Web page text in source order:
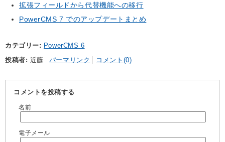
拡張フィールドから代替機能への移行
PowerCMS 7 でのアップデートまとめ
カテゴリー
PowerCMS 6
投稿者
近藤 パーマリンク コメント(0)
コメントを投稿する
名前
電子メール